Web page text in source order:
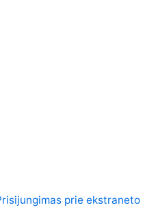
prie ekstraneto